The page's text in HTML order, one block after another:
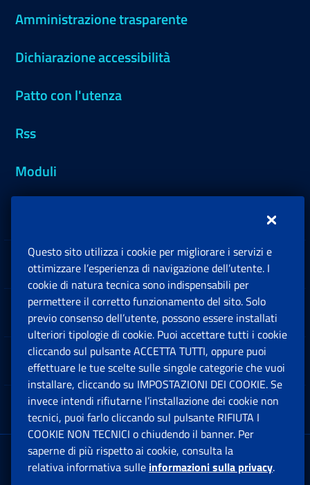
Amministrazione trasparente
Dichiarazione accessibilità
Patto con l'utenza
Rss
Moduli
Sedi e Contatti
Software
Note Legali
App mobile
Sede Legale : Via Ciro il Grande, 21
00144 Roma
Questo sito utilizza i cookie per migliorare i servizi e
ottimizzare l’esperienza di navigazione dell’utente. I
cookie di natura tecnica sono indispensabili per
permettere il corretto funzionamento del sito. Solo
previo consenso dell’utente, possono essere installati
ulteriori tipologie di cookie. Puoi accettare tutti i cookie
cliccando sul pulsante ACCETTA TUTTI, oppure puoi
effettuare le tue scelte sulle singole categorie che vuoi
installare, cliccando su IMPOSTAZIONI DEI COOKIE. Se
invece intendi rifiutarne l’installazione dei cookie non
tecnici, puoi farlo cliccando sul pulsante RIFIUTA I
COOKIE NON TECNICI o chiudendo il banner. Per
saperne di più rispetto ai cookie, consulta la
relativa informativa sulle informazioni sulla privacy.